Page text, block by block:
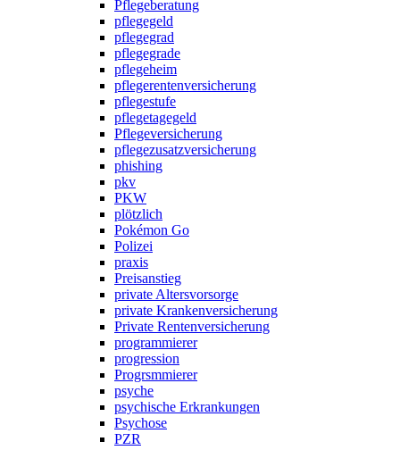
Pflegeberatung
pflegegeld
pflegegrad
pflegegrade
pflegeheim
pflegerentenversicherung
pflegestufe
pflegetagegeld
Pflegeversicherung
pflegezusatzversicherung
phishing
pkv
PKW
plötzlich
Pokémon Go
Polizei
praxis
Preisanstieg
private Altersvorsorge
private Krankenversicherung
Private Rentenversicherung
programmierer
progression
Progrsmmierer
psyche
psychische Erkrankungen
Psychose
PZR